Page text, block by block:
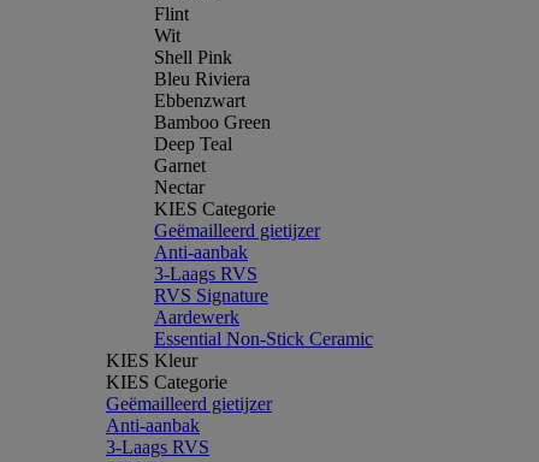
Flint
Wit
Shell Pink
Bleu Riviera
Ebbenzwart
Bamboo Green
Deep Teal
Garnet
Nectar
KIES Categorie
Geëmailleerd gietijzer
Anti-aanbak
3-Laags RVS
RVS Signature
Aardewerk
Essential Non-Stick Ceramic
KIES Kleur
KIES Categorie
Geëmailleerd gietijzer
Anti-aanbak
3-Laags RVS